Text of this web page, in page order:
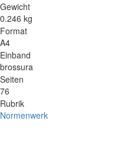
Gewicht
0.246 kg
Format
A4
Einband
brossura
Seiten
76
Rubrik
Normenwerk